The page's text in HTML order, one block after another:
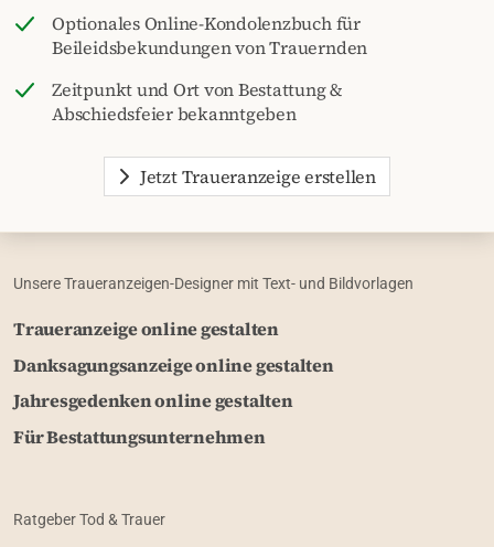
Optionales Online-Kondolenzbuch für
Beileidsbekundungen von Trauernden
Zeitpunkt und Ort von Bestattung &
Abschiedsfeier bekanntgeben
Jetzt Traueranzeige erstellen
Unsere Traueranzeigen-Designer mit Text- und Bildvorlagen
Traueranzeige online gestalten
Danksagungsanzeige online gestalten
Jahresgedenken online gestalten
Für Bestattungsunternehmen
Ratgeber Tod & Trauer